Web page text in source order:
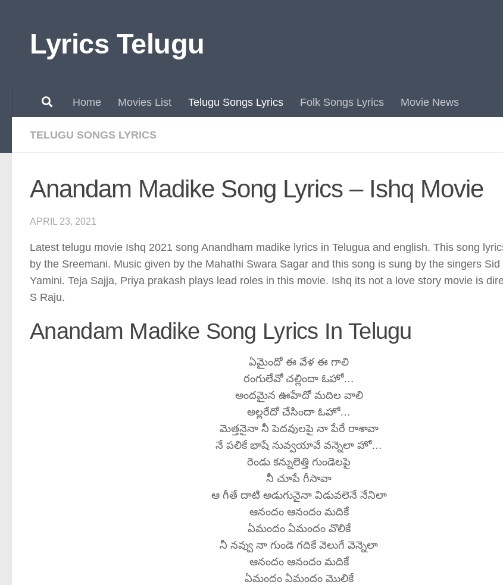
Lyrics Telugu
Home Movies List Telugu Songs Lyrics Folk Songs Lyrics Movie News
TELUGU SONGS LYRICS
Anandam Madike Song Lyrics – Ishq Movie
APRIL 23, 2021
Latest telugu movie Ishq 2021 song Anandham madike lyrics in Telugua and english. This song
by the Sreemani. Music given by the Mahathi Swara Sagar and this song is sung by the singers
Yamini. Teja Sajja, Priya prakash plays lead roles in this movie. Ishq its not a love story movie is
S Raju.
Anandam Madike Song Lyrics In Telugu
ఏమైందో ఈ వేళ ఈ గాలి
రంగులేవో చల్లిందా ఓహో…
అందమైన ఊహేదో మదిల వాలి
అల్లరేదో చేసిందా ఓహో…
మెత్తనైనా నీ పెదవులపై నా పేరే రాశావా
నే పలికే భాషే నువ్వయావే వన్నెలా హో…
రెండు కన్నులెత్తి గుండెలపై
నీ చూపే గీసావా
ఆ గీతే దాటి అడుగునైనా విడువలెనే నేనిలా
ఆనందం ఆనందం మదికే
ఏమందం ఏమందం వొలికే
నీ నవ్వు నా గుండె గదికే వెలుగే వెన్నెలా
ఆనందం ఆనందం మదికే
ఏమందం ఏమందం మొలికే